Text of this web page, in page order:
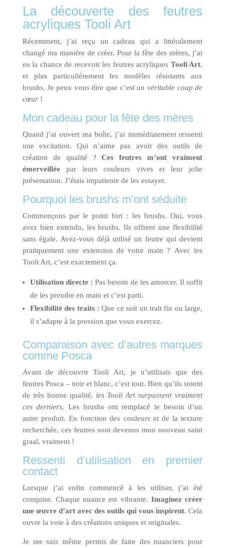
La découverte des feutres
acryliques Tooli Art
Récemment, j’ai reçu un cadeau qui a littéralement
changé ma manière de créer. Pour la fête des mères, j’ai
eu la chance de recevoir les feutres acryliques Tooli Art,
et plus particulièrement les modèles résistants aux
brushs. Je peux vous dire que c’est un véritable coup de
cœur!
Mon cadeau pour la fête des mères
Quand j’ai ouvert ma boîte, j’ai immédiatement ressenti
une excitation. Qui n’aime pas avoir des outils de
création de qualité ?Ces feutres m’ont vraiment
émerveilléepar leurs couleurs vives et leur jolie
présentation. J’étais impatiente de les essayer.
Pourquoi les brushs m’ont séduite
Commençons par le point fort : les brushs. Oui, vous
avez bien entendu, les brushs. Ils offrent une flexibilité
sans égale. Avez-vous déjà utilisé un feutre qui devient
pratiquement une extension de votre main ? Avec les
Tooli Art, c’est exactement ça.
Utilisation directe : Pas besoin de les amorcer. Il suffit
de les prendre en main et c’est parti.
Flexibilité des traits : Que ce soit un trait fin ou large,
il s’adapte à la pression que vous exercez.
Comparaison avec d’autres marques
comme Posca
Avant de découvrir Tooli Art, je n’utilisais que des
feutres Posca – noir et blanc, c’est tout. Bien qu’ils soient
de très bonne qualité, les Tooli Art surpassent vraiment
ces derniers. Les brushs ont remplacé le besoin d’un
autre produit. En fonction des couleurs et de la texture
recherchée, ces feutres sont devenus mon nouveau saint
graal, vraiment !
Ressenti d’utilisation en premier
contact
Lorsque j’ai enfin commencé à les utiliser, j’ai été
conquise. Chaque nuance est vibrante. Imaginez créer
une œuvre d’art avec des outils qui vous inspirent. Cela
ouvre la voie à des créations uniques et originales.
Je me suis même permis de faire des nuanciers pour